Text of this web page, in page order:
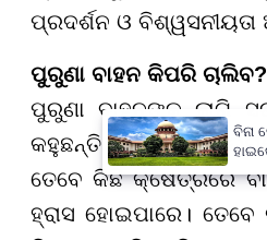
ପ୍ରଦର୍ଶନ ଓ
ପୁରୁଣା ବାହନ କିପରି ଚାଲିବ?
ପୁରୁଣା ବାହନଙ୍କ ଲାଗି
କହୁଛନ୍ତି ଯେ ଇ୨୦
ତେବେ କିଛି କ୍ଷେତ୍ରରେ
ହ୍ରାସ ହୋଇପାରେ।
ବିନା